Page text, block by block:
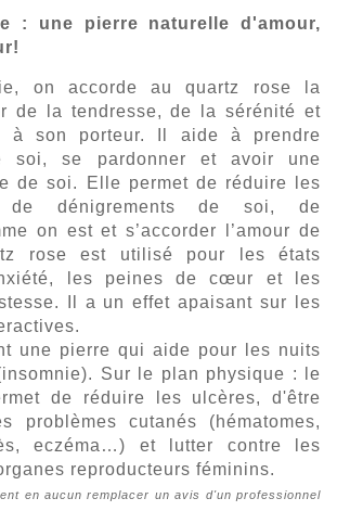
: une pierre naturelle d'amour,
!
on accorde au quartz rose la
de la tendresse, de la sérénité et
à son porteur. Il aide à prendre
soi, se pardonner et avoir une
de soi. Elle permet de réduire les
de dénigrements de soi, de
on est et s’accorder l’amour de
rose est utilisé pour les états
les peines de cœur et les
Il a un effet apaisant sur les
une pierre qui aide pour les nuits
Sur le plan physique : le
de réduire les ulcères, d'être
problèmes cutanés (hématomes,
eczéma…) et lutter contre les
reproducteurs féminins.
en aucun remplacer un avis d'un professionnel